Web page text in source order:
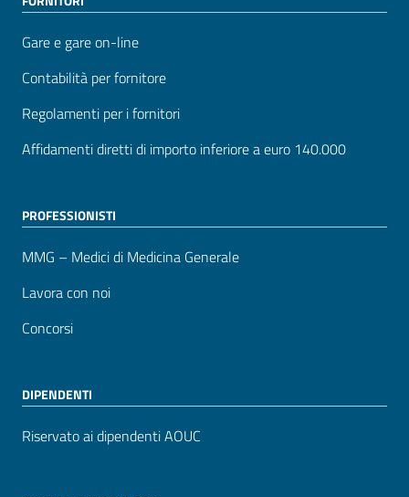
Gare e gare on-line
Contabilità per fornitore
Regolamenti per i fornitori
Affidamenti diretti di importo inferiore a euro 140.000
PROFESSIONISTI
MMG – Medici di Medicina Generale
Lavora con noi
Concorsi
DIPENDENTI
Riservato ai dipendenti AOUC